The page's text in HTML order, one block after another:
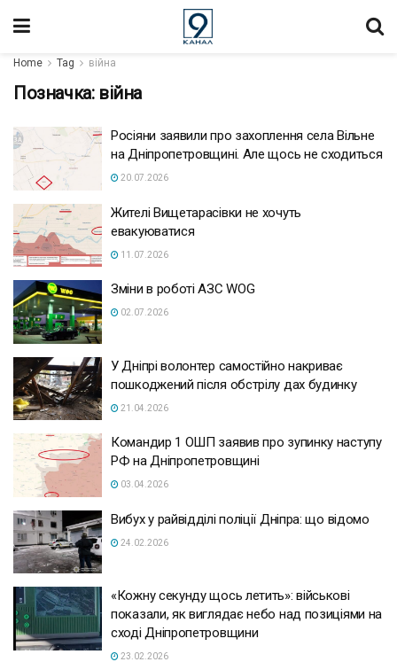
Home Tag війна
Позначка: війна
Росіяни заявили про захоплення села Вільне
на Дніпропетровщині. Але щось не сходиться
20.07.2026
Жителі Вищетарасівки не хочуть
евакуюватися
11.07.2026
Зміни в роботі АЗС WOG
02.07.2026
У Дніпрі волонтер самостійно накриває
пошкоджений після обстрілу дах будинку
21.04.2026
Командир 1 ОШП заявив про зупинку наступу
РФ на Дніпропетровщині
03.04.2026
Вибух у райвідділі поліції Дніпра: що відомо
24.02.2026
«Кожну секунду щось летить»: військові
показали, як виглядає небо над позиціями на
сході Дніпропетровщини
23.02.2026